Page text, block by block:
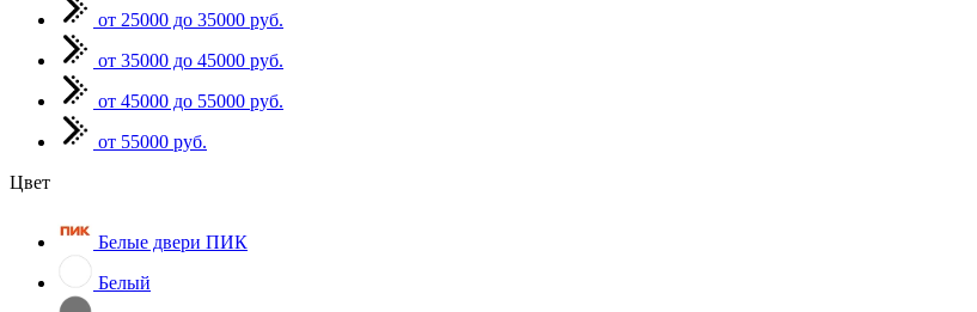
от 25000 до 35000 руб.
от 35000 до 45000 руб.
от 45000 до 55000 руб.
от 55000 руб.
Цвет
Белые двери ПИК
Белый